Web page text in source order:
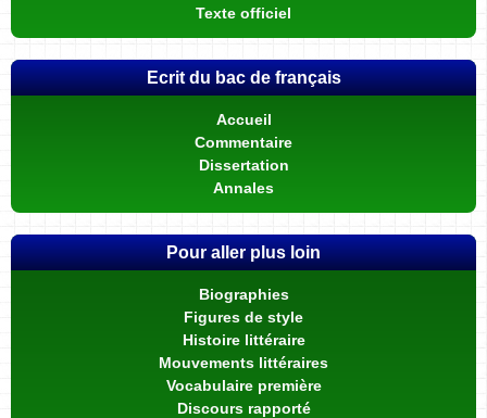
Texte officiel
Ecrit du bac de français
Accueil
Commentaire
Dissertation
Annales
Pour aller plus loin
Biographies
Figures de style
Histoire littéraire
Mouvements littéraires
Vocabulaire première
Discours rapporté